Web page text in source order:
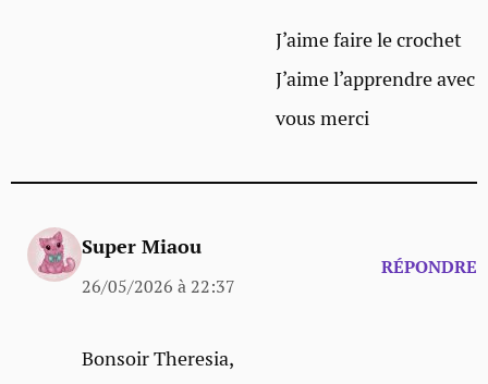
J’aime faire le crochet
J’aime l’apprendre avec
vous merci
Super Miaou
26/05/2026 à 22:37
RÉPONDRE
Bonsoir Theresia,